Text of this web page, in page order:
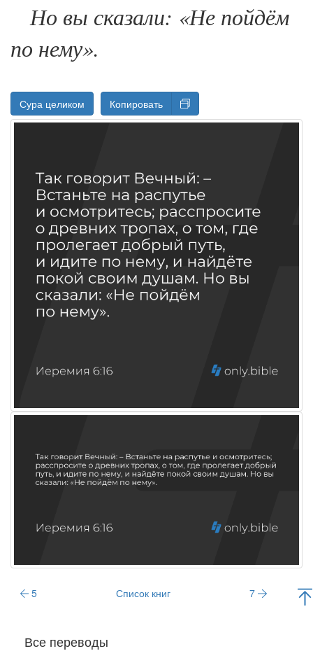
Но вы сказали: «Не пойдём
по нему».
Сура целиком Копировать
5 Список книг 7
Все переводы